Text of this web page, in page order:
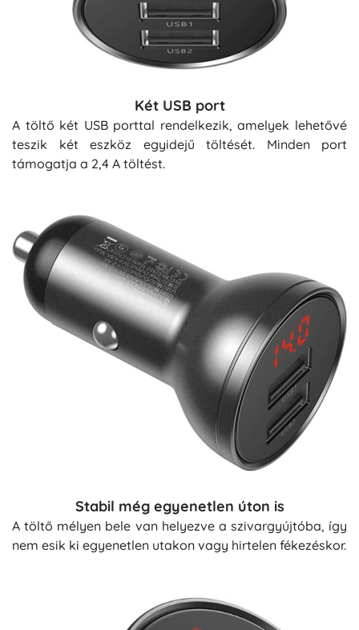
Két USB port
A töltő két USB porttal rendelkezik, amelyek lehetővé
teszik két eszköz egyidejű töltését. Minden port
támogatja a 2,4 A töltést.
Stabil még egyenetlen úton is
A töltő mélyen bele van helyezve a szivargyújtóba, így
nem esik ki egyenetlen utakon vagy hirtelen fékezéskor.